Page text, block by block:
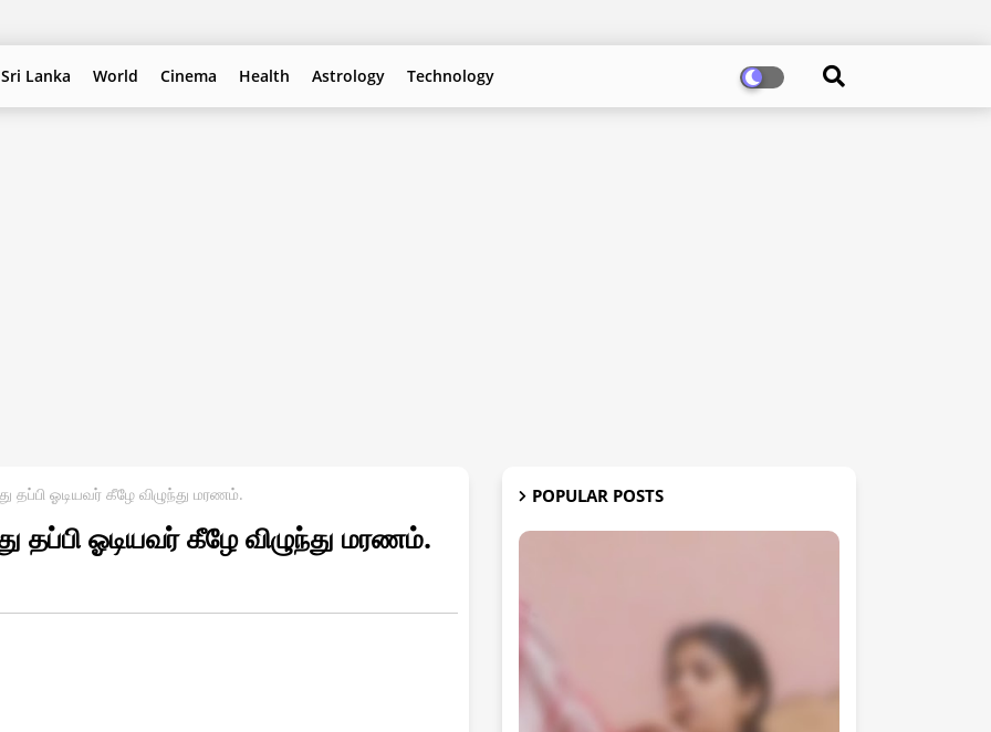
Sri Lanka World Cinema Health Astrology Technology
தப்பி ஓடியவர் கீழே விழுந்து மரணம்.
தப்பி ஓடியவர் கீழே விழுந்து மரணம்.
POPULAR POSTS